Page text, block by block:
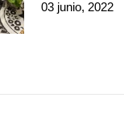
03 junio, 2022